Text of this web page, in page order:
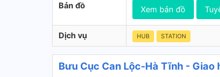
Bản đồ Xem bản đồ
Dịch vụ HUB STATION
Bưu Cục Can Lộc-Hà Tĩnh - Giao